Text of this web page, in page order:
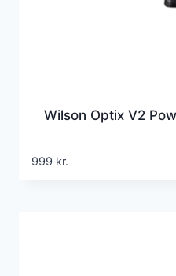
Wilson Optix V2
999 kr.